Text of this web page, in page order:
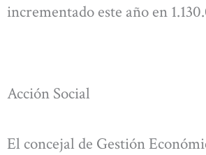
incrementado este año en
Acción Social
El concejal de Gestión